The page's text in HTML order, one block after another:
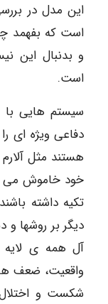
این مدل در
است که بفهمد
و بدنبال این
است.
سیستم هایی با
دفاعی ویژه ای
هستند مثل
خود خاموش می
تکیه داشته
دیگر بر روشها و
آل همه ی لایه
واقعیت، ضعف
شکست و